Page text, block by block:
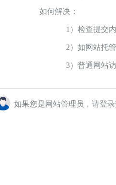
如何解决：
1）检查提交
2）如网站托
3）普通网站
如果您是网站管理员，请登